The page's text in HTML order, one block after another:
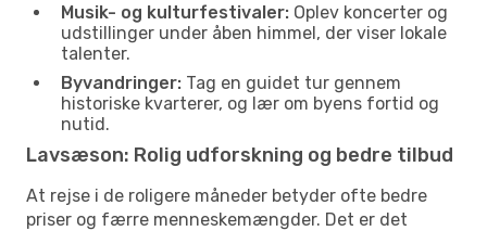
Musik- og kulturfestivaler: Oplev koncerter og
udstillinger under åben himmel, der viser lokale
talenter.
Byvandringer: Tag en guidet tur gennem
historiske kvarterer, og lær om byens fortid og
nutid.
Lavsæson: Rolig udforskning og bedre tilbud
At rejse i de roligere måneder betyder ofte bedre
priser og færre menneskemængder. Det er det